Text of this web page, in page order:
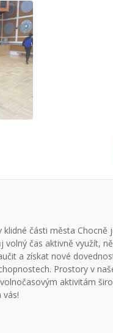
klidné části města Chocně
volný čas aktivně využít,
a získat nové
Prostory v
aktivitám
vás!